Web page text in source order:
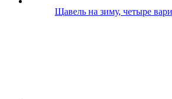
Щавель на зиму, четыре